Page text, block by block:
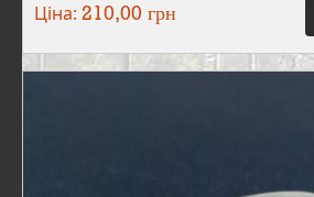
Ціна: 210,00 грн